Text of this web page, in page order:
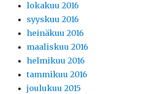
lokakuu 2016
syyskuu 2016
heinäkuu 2016
maaliskuu 2016
helmikuu 2016
tammikuu 2016
joulukuu 2015